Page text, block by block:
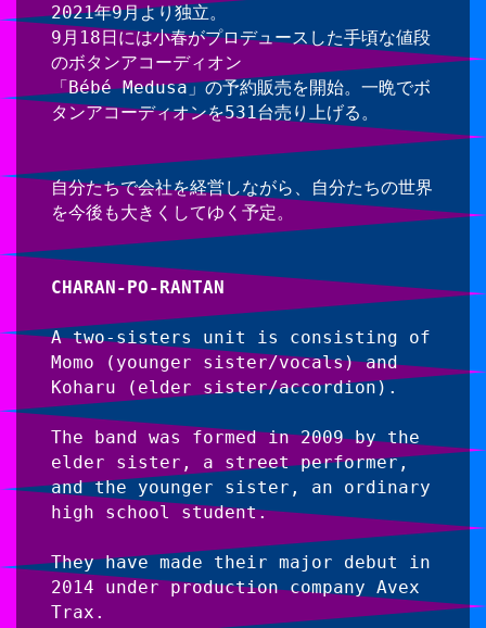
2021年9月より独立。
9月18日には小春がプロデュースした手頃な値段
のボタンアコーディオン
「Bébé Medusa」の予約販売を開始。一晩でボ
タンアコーディオンを531台売り上げる。
自分たちで会社を経営しながら、自分たちの世界
を今後も大きくしてゆく予定。
CHARAN-PO-RANTAN
A two-sisters unit is consisting of
Momo (younger sister/vocals) and
Koharu (elder sister/accordion).
The band was formed in 2009 by the
elder sister, a street performer,
and the younger sister, an ordinary
high school student.
They have made their major debut in
2014 under production company Avex
Trax.